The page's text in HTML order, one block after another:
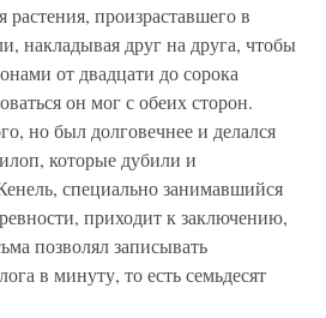
растения, произраставшего в
накладывая друг на друга, чтобы
от двадцати до сорока
он мог с обеих сторон.
но был долговечнее и делался
которые дубили и
специально занимавшийся
приходит к заключению,
позволял записывать
в минуту, то есть семьдесят